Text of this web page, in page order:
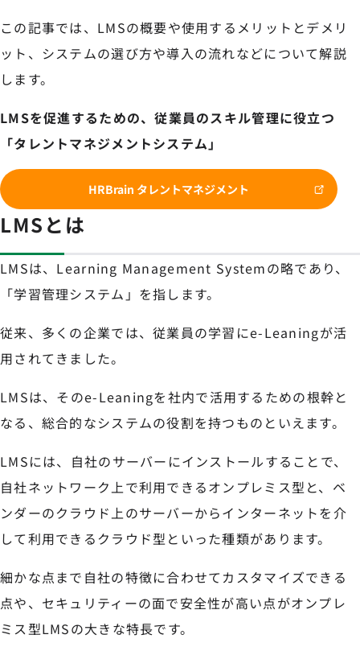
この記事では、LMSの概要や使用するメリットとデメリ
ット、システムの選び方や導入の流れなどについて解説
します。
LMSを促進するための、従業員のスキル管理に役立つ
「タレントマネジメントシステム」
HRBrain タレントマネジメント
LMSとは
LMSは、Learning Management Systemの略であり、
「学習管理システム」を指します。
従来、多くの企業では、従業員の学習にe-Leaningが活
用されてきました。
LMSは、そのe-Leaningを社内で活用するための根幹と
なる、総合的なシステムの役割を持つものといえます。
LMSには、自社のサーバーにインストールすることで、
自社ネットワーク上で利用できるオンプレミス型と、ベ
ンダーのクラウド上のサーバーからインターネットを介
して利用できるクラウド型といった種類があります。
細かな点まで自社の特徴に合わせてカスタマイズできる
点や、セキュリティーの面で安全性が高い点がオンプレ
ミス型LMSの大きな特長です。